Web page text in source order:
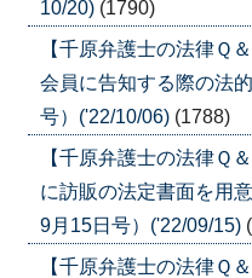
10/20) (1790)
【千原弁護士の法律
会員に告知する際の法
号）('22/10/06) (1788)
【千原弁護士の法律
に訪販の法定書面を用
9月15日号）('22/09/15)
【千原弁護士の法律